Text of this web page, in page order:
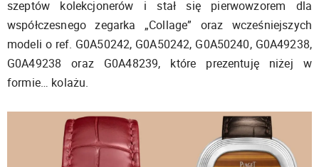
szeptów kolekcjonerów i stał się pierwowzorem dla
współczesnego zegarka „Collage” oraz wcześniejszych
modeli o ref. G0A50242, G0A50242, G0A50240, G0A49238,
G0A49238 oraz G0A48239, które prezentuję niżej w
formie… kolażu.